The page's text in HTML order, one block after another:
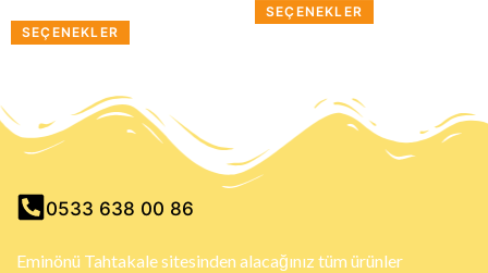
SEÇENEKLER
SEÇENEKLER
0533 638 00 86
Eminönü Tahtakale sitesinden alacağınız tüm ürünler